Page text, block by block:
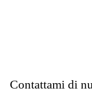
Contattami di